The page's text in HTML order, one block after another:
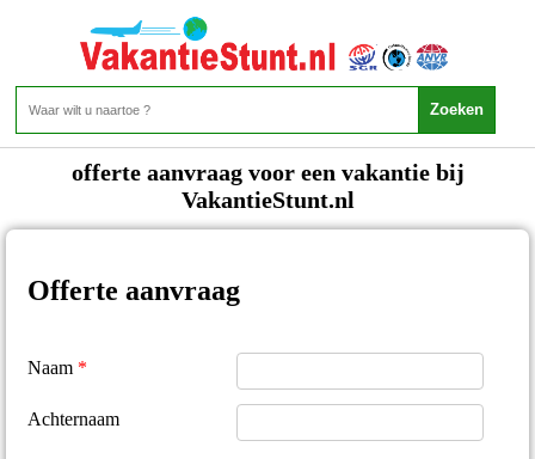
offerte aanvraag voor een vakantie bij
VakantieStunt.nl